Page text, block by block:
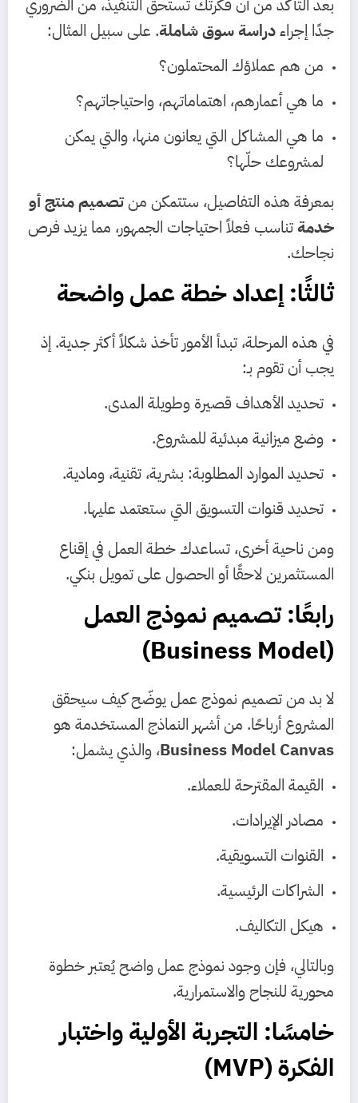
بعد التأكد من أن فكرتك تستحق التنفيذ، من الضروري
جدًا إجراءدراسة سوق شاملة. على سبيل المثال:
من هم عملاؤك المحتملون؟
ما هي أعمارهم، اهتماماتهم، واحتياجاتهم؟
ما هي المشاكل التي يعانون منها، والتي يمكن
لمشروعك حلّها؟
بمعرفة هذه التفاصيل، ستتمكن منتصميم منتج أو
خدمةتناسب فعلاً احتياجات الجمهور، مما يزيد فرص
نجاحك.
ثالثًا: إعداد خطة عمل واضحة
في هذه المرحلة، تبدأ الأمور تأخذ شكلاً أكثر جدية. إذ
يجب أن تقوم بـ:
تحديد الأهداف قصيرة وطويلة المدى.
وضع ميزانية مبدئية للمشروع.
تحديد الموارد المطلوبة: بشرية، تقنية، ومادية.
تحديد قنوات التسويق التي ستعتمد عليها.
ومن ناحية أخرى، تساعدك خطة العمل في إقناع
المستثمرين لاحقًا أو الحصول على تمويل بنكي.
رابعًا: تصميم نموذج العمل
(Business Model)
لا بد من تصميم نموذج عمل يوضّح كيف سيحقق
المشروع أرباحًا. من أشهر النماذج المستخدمة هو
Business Model Canvas، والذي يشمل:
القيمة المقترحة للعملاء.
مصادر الإيرادات.
القنوات التسويقية.
الشراكات الرئيسية.
هيكل التكاليف.
وبالتالي، فإن وجود نموذج عمل واضح يُعتبر خطوة
محورية للنجاح والاستمرارية.
خامسًا: التجربة الأولية واختبار
الفكرة (MVP)